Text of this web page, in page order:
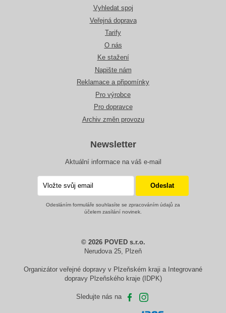
Vyhledat spoj
Veřejná doprava
Tarify
O nás
Ke stažení
Napište nám
Reklamace a připomínky
Pro výrobce
Pro dopravce
Archiv změn provozu
Newsletter
Aktuální informace na váš e-mail
Odesláním formuláře souhlasíte se zpracováním údajů za
účelem zasílání novinek.
© 2026 POVED s.r.o.
Nerudova 25, Plzeň
Organizátor veřejné dopravy v Plzeňském kraji a Integrované
dopravy Plzeňského kraje (IDPK)
Sledujte nás na